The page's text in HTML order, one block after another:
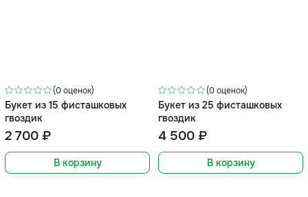
(0 оценок)
Букет из 15 фисташковых
гвоздик
2 700 ₽
В корзину
(0 оценок)
Букет из 25 фисташковых
гвоздик
4 500 ₽
В корзину